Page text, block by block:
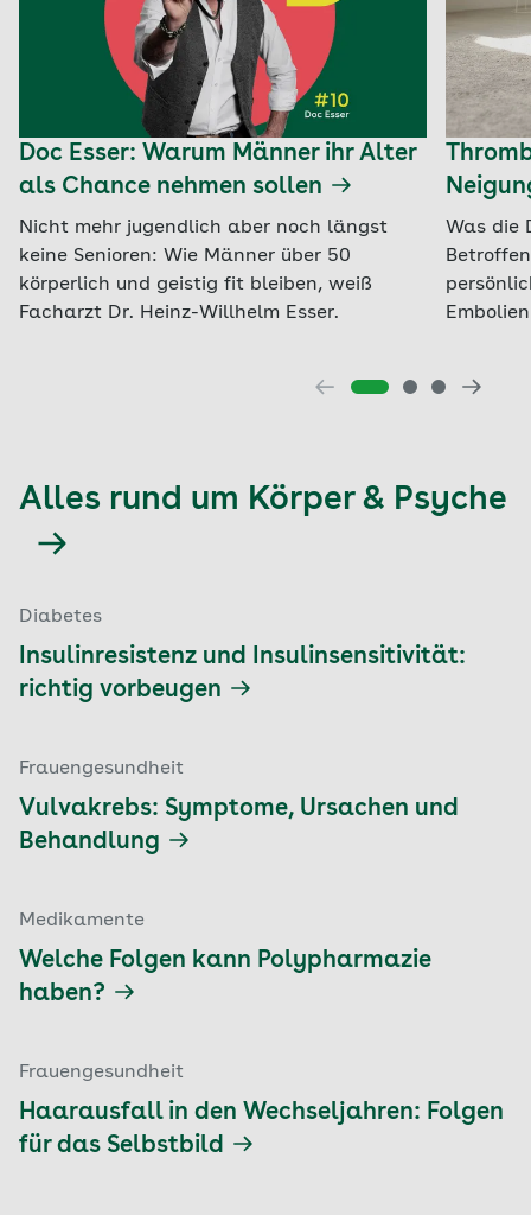
Doc Esser: Warum Männer ihr Alter
als Chance nehmen sollen
Nicht mehr jugendlich aber noch längst
keine Senioren: Wie Männer über 50
körperlich und geistig fit bleiben, weiß
Facharzt Dr. Heinz-Willhelm Esser.
Was die
Alles rund um Körper & Psyche
Diabetes
Insulinresistenz und Insulinsensitivität:
richtig vorbeugen
Frauengesundheit
Vulvakrebs: Symptome, Ursachen und
Behandlung
Medikamente
Welche Folgen kann Polypharmazie
haben?
Frauengesundheit
Haarausfall in den Wechseljahren: Folgen
für das Selbstbild